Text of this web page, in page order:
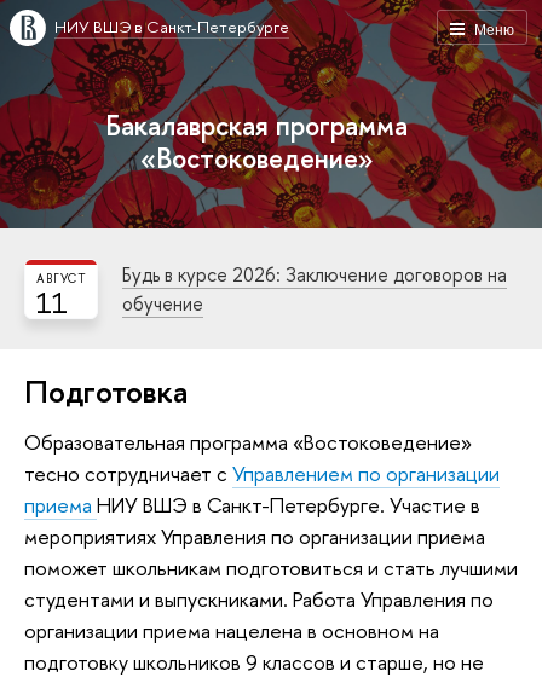
Меню
НИУ ВШЭ в Санкт-Петербурге
Бакалаврская программа
«Востоковедение»
11
АВГУСТ
Будь в курсе 2026: Заключение договоров на
обучение
Подготовка
Образовательная программа «Востоковедение»
тесно сотрудничает с Управлением по организации
приема НИУ ВШЭ в Санкт-Петербурге. Участие в
мероприятияхУправления по организации приема
поможет школьникам подготовиться и стать лучшими
студентами и выпускниками. Работа Управления по
организации приема нацелена в основном на
подготовку школьников 9 классов и старше, но не